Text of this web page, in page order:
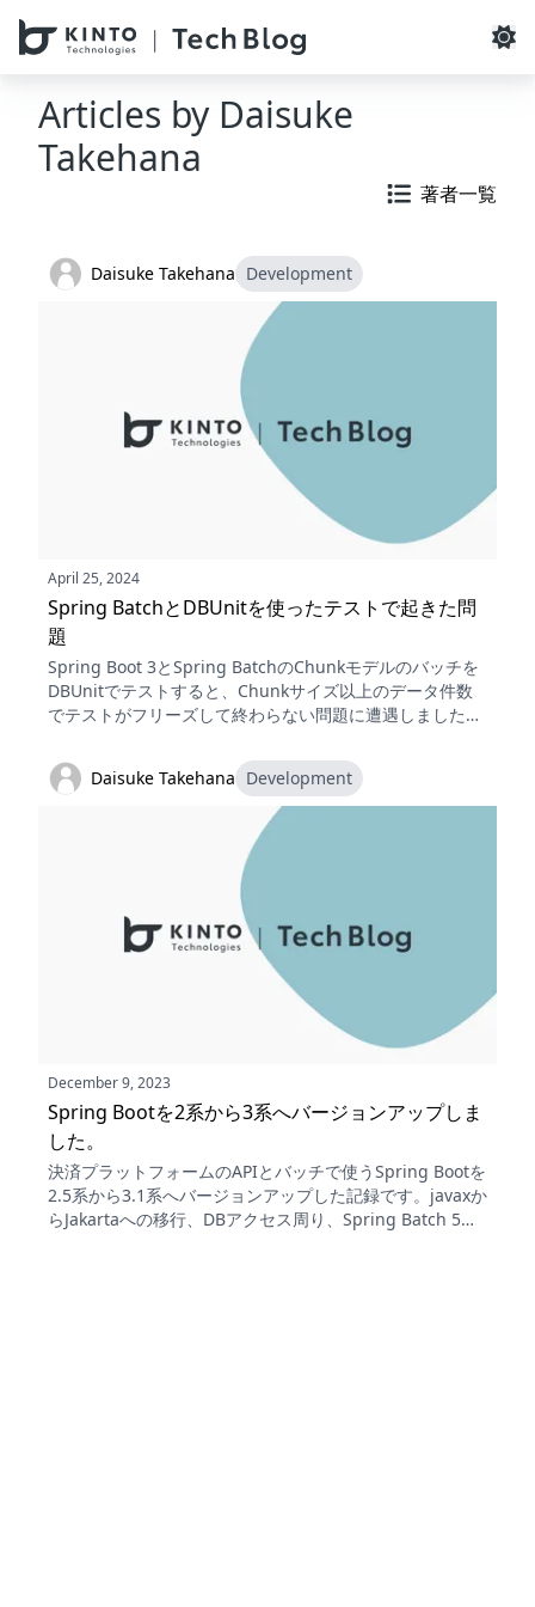
本文へスキップ / Skip to main content
Articles by Daisuke
Takehana
著者一覧
Daisuke Takehana Development
April 25, 2024
Spring BatchとDBUnitを使ったテストで起きた問
題
Spring Boot 3とSpring BatchのChunkモデルのバッチを
DBUnitでテストすると、Chunkサイズ以上のデータ件数
でテストがフリーズして終わらない問題に遭遇しました。
方法を共有します。
Daisuke Takehana Development
December 9, 2023
Spring Bootを2系から3系へバージョンアップしま
した。
決済プラットフォームのAPIとバッチで使うSpring Bootを
2.5系から3.1系へバージョンアップした記録です。javaxか
らJakartaへの移行、DBアクセス周り、Spring Batch 5、